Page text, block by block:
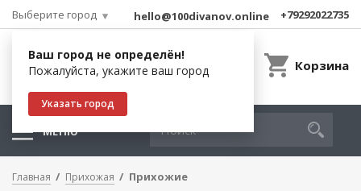
Выберите город
Ваш город не определён!
Пожалуйста, укажите ваш город
Указать город
hello@100divanov.online +79292022735
Корзина
МЕНЮ
Главная Прихожая Прихожие